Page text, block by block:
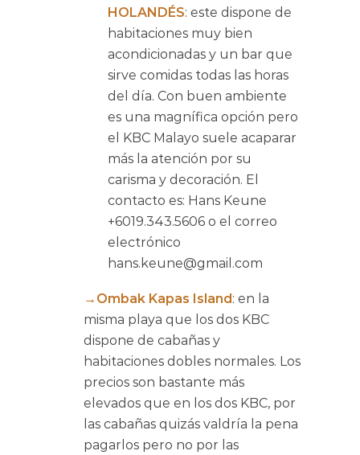
HOLANDÉS: este dispone de
habitaciones muy bien
acondicionadas y un bar que
sirve comidas todas las horas
del día. Con buen ambiente
es una magnífica opción pero
el KBC Malayo suele acaparar
más la atención por su
carisma y decoración. El
contacto es: Hans Keune
+6019.343.5606 o el correo
electrónico
hans.keune@gmail.com
→Ombak Kapas Island: en la
misma playa que los dos KBC
dispone de cabañas y
habitaciones dobles normales. Los
precios son bastante más
elevados que en los dos KBC, por
las cabañas quizás valdría la pena
pagarlos pero no por las